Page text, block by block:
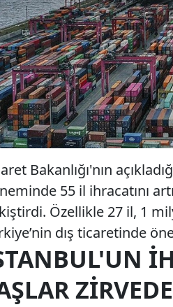
Bakanlığı'nın
55 il ihracatını
Özellikle 27 il, 1
dış ticaretinde
ZIRVEDE